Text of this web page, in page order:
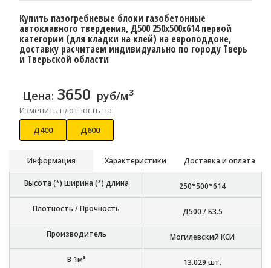
Купить пазогребневые блоки газобетонные
автоклавного твердения, Д500 250x500x614 первой
категории (для кладки на клей) на европоддоне,
доставку расчитаем индивидуально по городу Тверь
и Тверьской области
Цена: 3650 руб/м3
Изменить плотность на:
Д400
Д600
Информация Характеристики Доставка и оплата
Высота (*) ширина (*) длина 250*500*614
Плотность / Прочность Д500 / Б3.5
Производитель Могилевский КСИ
В 1м³ 13.029 шт.